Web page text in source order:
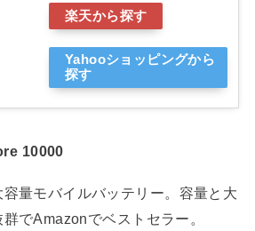
楽天から探す
Yahooショッピングから
探す
10000
量モバイルバッテリー。容量と大
でAmazonでベストセラー。